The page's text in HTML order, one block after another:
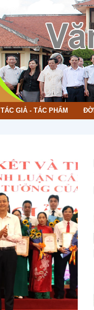
TÁC GIẢ - TÁC PHẨM